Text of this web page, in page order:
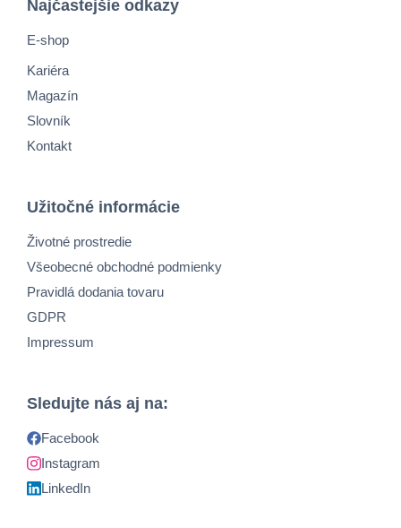
Najčastejšie odkazy
E-shop
Kariéra
Magazín
Slovník
Kontakt
Užitočné informácie
Životné prostredie
Všeobecné obchodné podmienky
Pravidlá dodania tovaru
GDPR
Impressum
Sledujte nás aj na:
Facebook
Instagram
LinkedIn